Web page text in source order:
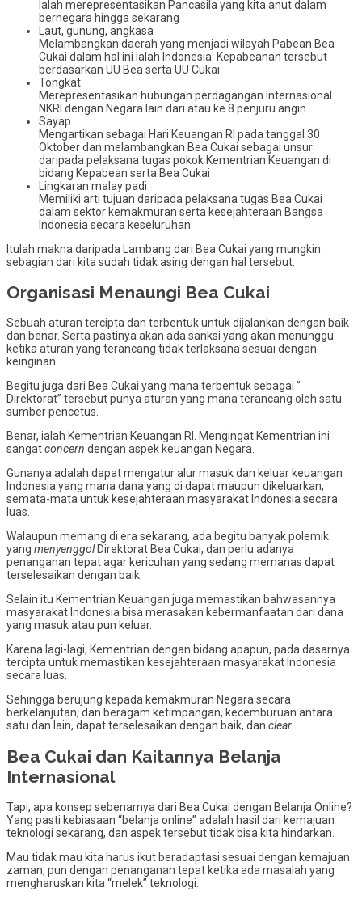
Ialah merepresentasikan Pancasila yang kita anut dalam
bernegara hingga sekarang
Laut, gunung, angkasa
Melambangkan daerah yang menjadi wilayah Pabean Bea
Cukai dalam hal ini ialah Indonesia. Kepabeanan tersebut
berdasarkan UU Bea serta UU Cukai
Tongkat
Merepresentasikan hubungan perdagangan Internasional
NKRI dengan Negara lain dari atau ke 8 penjuru angin
Sayap
Mengartikan sebagai Hari Keuangan RI pada tanggal 30
Oktober dan melambangkan Bea Cukai sebagai unsur
daripada pelaksana tugas pokok Kementrian Keuangan di
bidang Kepabean serta Bea Cukai
Lingkaran malay padi
Memiliki arti tujuan daripada pelaksana tugas Bea Cukai
dalam sektor kemakmuran serta kesejahteraan Bangsa
Indonesia secara keseluruhan
Itulah makna daripada Lambang dari Bea Cukai yang mungkin
sebagian dari kita sudah tidak asing dengan hal tersebut.
Organisasi Menaungi Bea Cukai
Sebuah aturan tercipta dan terbentuk untuk dijalankan dengan baik
dan benar. Serta pastinya akan ada sanksi yang akan menunggu
ketika aturan yang terancang tidak terlaksana sesuai dengan
keinginan.
Begitu juga dari Bea Cukai yang mana terbentuk sebagai ”
Direktorat” tersebut punya aturan yang mana terancang oleh satu
sumber pencetus.
Benar, ialah Kementrian Keuangan RI. Mengingat Kementrian ini
sangatconcern dengan aspek keuangan Negara.
Gunanya adalah dapat mengatur alur masuk dan keluar keuangan
Indonesia yang mana dana yang di dapat maupun dikeluarkan,
semata-mata untuk kesejahteraan masyarakat Indonesia secara
luas.
Walaupun memang di era sekarang, ada begitu banyak polemik
yang menyenggolDirektorat Bea Cukai, dan perlu adanya
penanganan tepat agar kericuhan yang sedang memanas dapat
terselesaikan dengan baik.
Selain itu Kementrian Keuangan juga memastikan bahwasannya
masyarakat Indonesia bisa merasakan kebermanfaatan dari dana
yang masuk atau pun keluar.
Karena lagi-lagi, Kementrian dengan bidang apapun, pada dasarnya
tercipta untuk memastikan kesejahteraan masyarakat Indonesia
secara luas.
Sehingga berujung kepada kemakmuran Negara secara
berkelanjutan, dan beragam ketimpangan, kecemburuan antara
satu dan lain, dapat terselesaikan dengan baik, dan clear.
Bea Cukai dan Kaitannya Belanja
Internasional
Tapi, apa konsep sebenarnya dari Bea Cukai dengan Belanja Online?
Yang pasti kebiasaan “belanja online” adalah hasil dari kemajuan
teknologi sekarang, dan aspek tersebut tidak bisa kita hindarkan.
Mau tidak mau kita harus ikut beradaptasi sesuai dengan kemajuan
zaman, pun dengan penanganan tepat ketika ada masalah yang
mengharuskan kita “melek” teknologi.